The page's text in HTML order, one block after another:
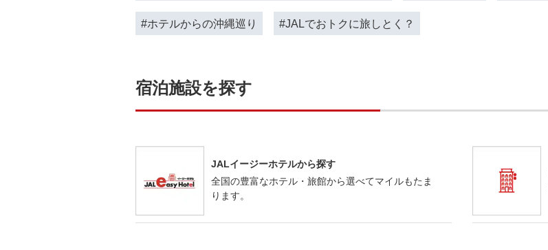
#ホテルからの沖縄巡り #JALでおトクに旅しとく？
宿泊施設を探す
JALイージーホテルから探す
全国の豊富なホテル・旅館から選べてマイルもたま
ります。